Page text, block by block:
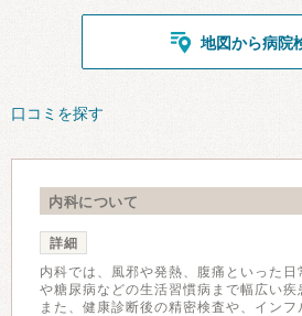
地図から病院
口コミを探す
内科について
詳細
内科では、風邪や発熱、腹痛といった
や糖尿病などの生活習慣病まで幅広い疾
また、健康診断後の精密検査や、イン